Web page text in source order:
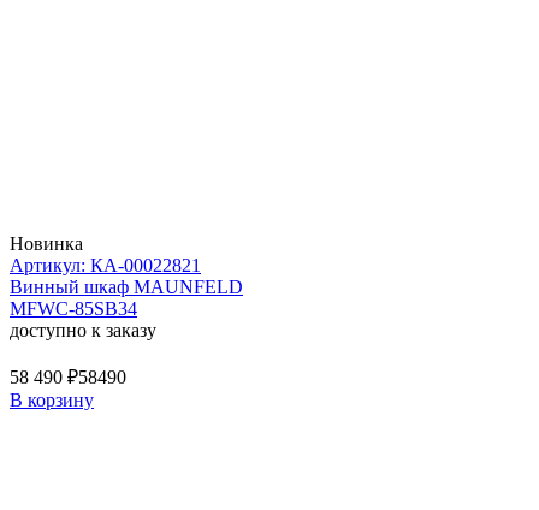
Новинка
Артикул: КА-00022821
Винный шкаф MAUNFELD
MFWC-85SB34
доступно к заказу
58 490 ₽58490
В корзину